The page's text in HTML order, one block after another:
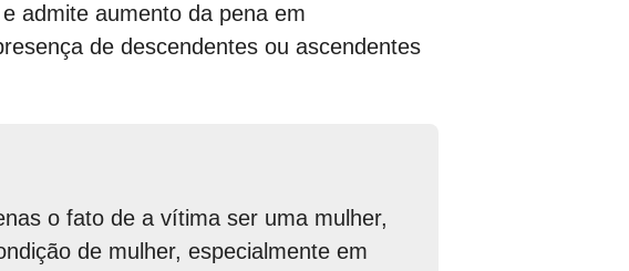
admite aumento da pena em
de descendentes ou ascendentes
o fato de a vítima ser uma mulher,
de mulher, especialmente em